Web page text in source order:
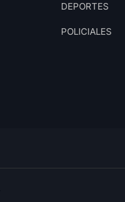
DEPORTES
POLICIALES